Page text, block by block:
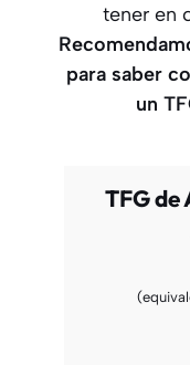
tener en
para saber
un
TFG de